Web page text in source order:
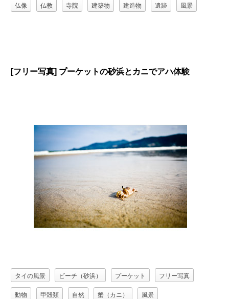
仏像 仏教 寺院 建築物 建造物 遺跡 風景
[フリー写真] プーケットの砂浜とカニでアハ体験
タイの風景 ビーチ（砂浜） プーケット フリー写真
動物 甲殻類 自然 蟹（カニ） 風景